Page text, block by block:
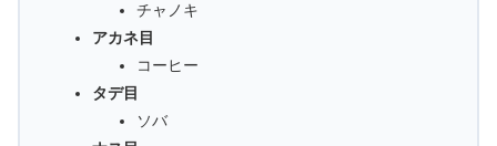
チャノキ
アカネ目
コーヒー
タデ目
ソバ